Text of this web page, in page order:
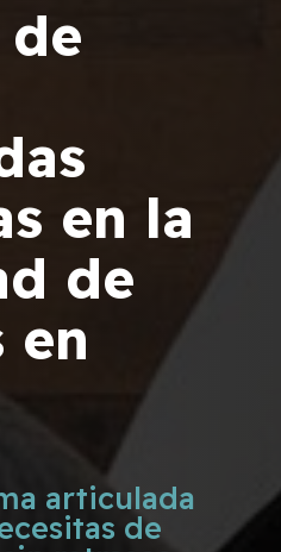
en la
de
en
articulada
de